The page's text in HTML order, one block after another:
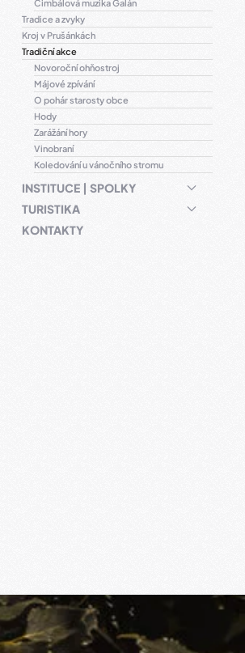
Cimbálová muzika Galán
Tradice a zvyky
Kroj v Prušánkách
Tradiční akce
Novoroční ohňostroj
Májové zpívání
O pohár starosty obce
Hody
Zarážání hory
Vinobraní
Koledování u vánočního stromu
INSTITUCE | SPOLKY
TURISTIKA
KONTAKTY